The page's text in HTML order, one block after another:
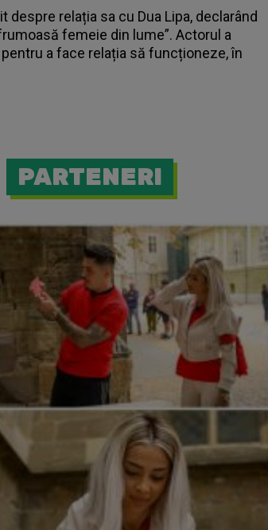
despre relația sa cu Dua Lipa, declarând
femeie din lume”. Actorul a
pentru a face relația să funcționeze, în
PARTENERI